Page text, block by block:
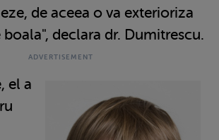
de aceea o va exterioriza
declara dr. Dumitrescu.
el a